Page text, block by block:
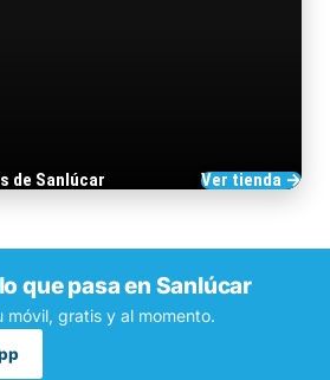
de Sanlúcar Ver tienda →
que pasa en Sanlúcar
móvil, gratis y al momento.